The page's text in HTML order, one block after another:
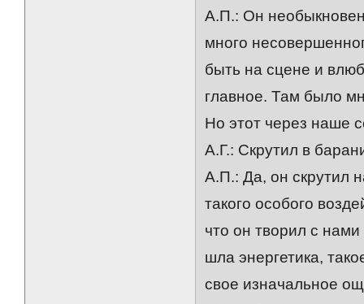
А.П.: Он
много
быть на сцене и
главное. Там было
Но этот через наше
А.Г.: Скрутил в
А.П.: Да, он скрутил
такого особого
что он творил с
шла энергетика,
свое изначальное